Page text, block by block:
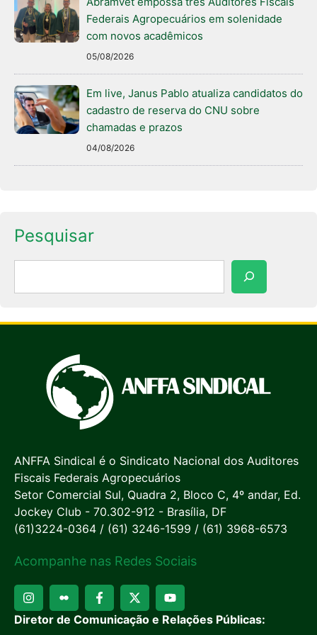
Federais Agropecuários em solenidade
com novos acadêmicos
05/08/2026
Em live, Janus Pablo atualiza candidatos do
cadastro de reserva do CNU sobre
chamadas e prazos
04/08/2026
Pesquisar
ANFFA Sindical é o Sindicato Nacional dos Auditores
Fiscais Federais Agropecuários
Setor Comercial Sul, Quadra 2, Bloco C, 4º andar, Ed.
Jockey Club - 70.302-912 - Brasília, DF
(61)3224-0364 / (61) 3246-1599 / (61) 3968-6573
Acompanhe nas Redes Sociais
Diretor de Comunicação e Relações Públicas: